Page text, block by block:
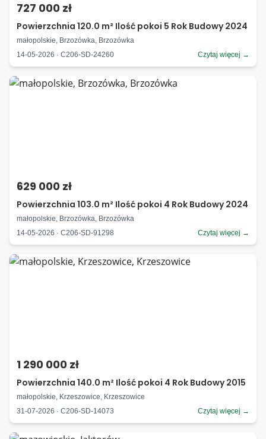
727 000 zł
Powierzchnia 120.0 m² Ilość pokoi 5 Rok Budowy 2024
małopolskie, Brzozówka, Brzozówka
14-05-2026 · C206-SD-24260
Czytaj więcej →
629 000 zł
Powierzchnia 103.0 m² Ilość pokoi 4 Rok Budowy 2024
małopolskie, Brzozówka, Brzozówka
14-05-2026 · C206-SD-91298
Czytaj więcej →
1 290 000 zł
Powierzchnia 140.0 m² Ilość pokoi 4 Rok Budowy 2015
małopolskie, Krzeszowice, Krzeszowice
31-07-2026 · C206-SD-14073
Czytaj więcej →